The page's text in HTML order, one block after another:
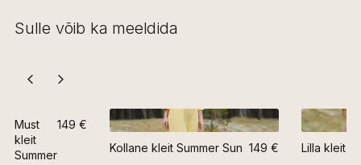
Sulle võib ka meeldida
Must
kleit
Summer
149 €
Kollane kleit Summer Sun 149 € Lilla kleit